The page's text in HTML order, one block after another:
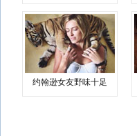
约翰逊女友野味十足